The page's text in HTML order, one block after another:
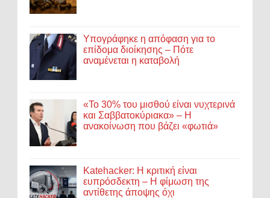
Υπογράφηκε η απόφαση για το
επίδομα διοίκησης – Πότε
αναμένεται η καταβολή
«Το 30% του μισθού είναι νυχτερινά
και Σαββατοκύριακα» – Η
ανακοίνωση που βάζει «φωτιά»
Katehacker: Η κριτική είναι
ευπρόσδεκτη – Η φίμωση της
αντίθετης άποψης όχι